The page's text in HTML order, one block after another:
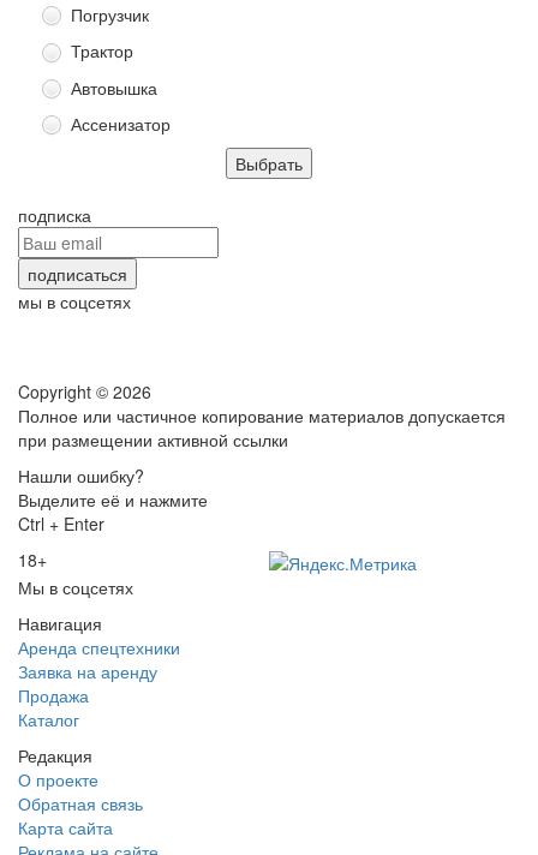
Погрузчик
Трактор
Автовышка
Ассенизатор
подписка
мы в соцсетях
Copyright © 2026
Полное или частичное копирование материалов допускается
при размещении активной ссылки
Нашли ошибку?
Выделите её и нажмите
Ctrl + Enter
18+
Мы в соцсетях
Навигация
Аренда спецтехники
Заявка на аренду
Продажа
Каталог
Редакция
О проекте
Обратная связь
Карта сайта